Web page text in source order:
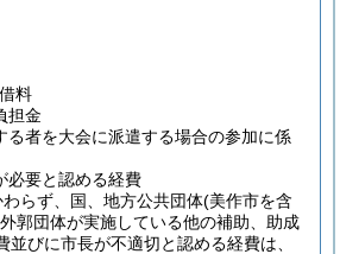
料
担金
る者を大会に派遣する場合の参加に係
必要と認める経費
らず、国、地方公共団体(美作市を含
郭団体が実施している他の補助、助成
並びに市長が不適切と認める経費は、